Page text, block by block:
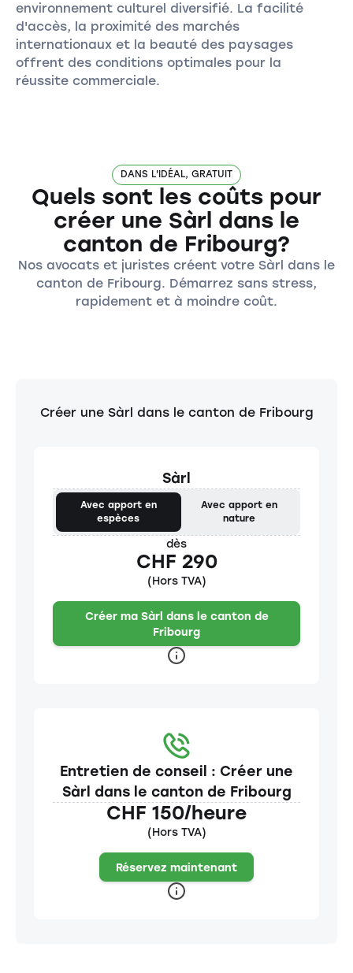
environnement culturel diversifié. La facilité
d'accès, la proximité des marchés
internationaux et la beauté des paysages
offrent des conditions optimales pour la
réussite commerciale.
DANS L'IDÉAL, GRATUIT
Quels sont les coûts pour
créer une Sàrl dans le
canton de Fribourg?
Nos avocats et juristes créent votre Sàrl dans le
canton de Fribourg. Démarrez sans stress,
rapidement et à moindre coût.
Créer une Sàrl dans le canton de Fribourg
Sàrl
Avec apport en
espèces
Avec apport en
nature
dès
CHF 290
(Hors TVA)
Créer ma Sàrl dans le canton de
Fribourg
Entretien de conseil : Créer une
Sàrl dans le canton de Fribourg
CHF 150/heure
(Hors TVA)
Réservez maintenant